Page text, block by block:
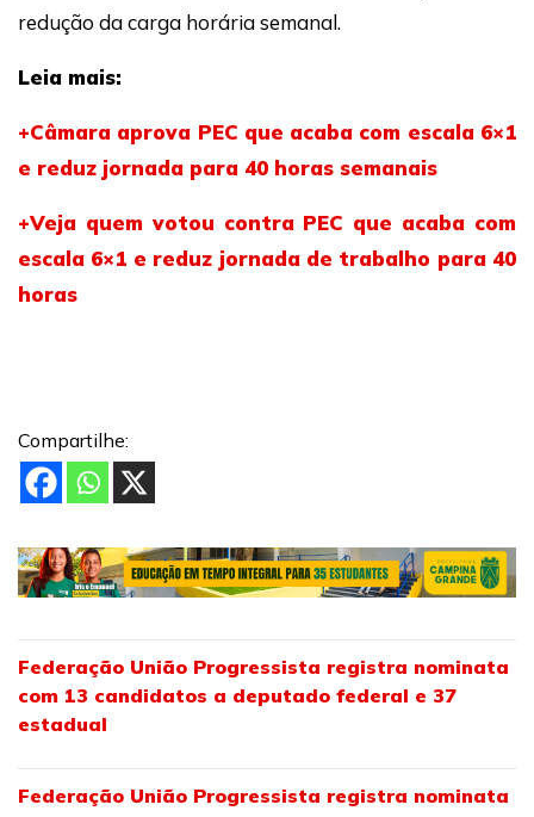
redução da carga horária semanal.
Leia mais:
+Câmara aprova PEC que acaba com escala 6×1
e reduz jornada para 40 horas semanais
+Veja quem votou contra PEC que acaba com
escala 6×1 e reduz jornada de trabalho para 40
horas
Compartilhe:
Federação União Progressista registra nominata
com 13 candidatos a deputado federal e 37
estadual
Federação União Progressista registra nominata